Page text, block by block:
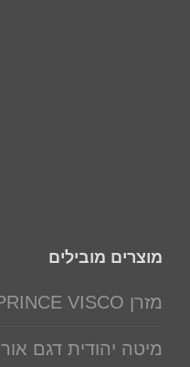
מוצרים מובילים
מזרן PRINCE VISCO
מיטה יהודית דגם אור